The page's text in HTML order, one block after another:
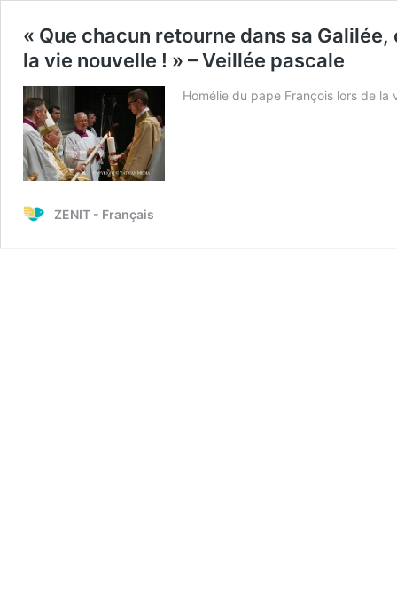
« Que chacun retourne dans sa
la vie nouvelle ! » – Veillée pascale
Homélie du pape François lors de la
ZENIT - Français